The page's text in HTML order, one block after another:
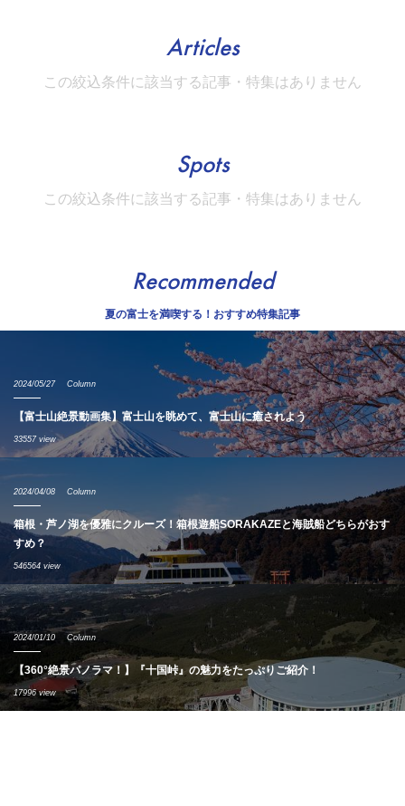
Articles
この絞込条件に該当する記事・特集はありません
Spots
この絞込条件に該当する記事・特集はありません
Recommended
夏の富士を満喫する！おすすめ特集記事
2024/05/27 Column
【富士山絶景動画集】富士山を眺めて、富士山に癒されよう
33557 view
2024/04/08 Column
箱根・芦ノ湖を優雅にクルーズ！箱根遊船SORAKAZEと海賊船どちらがおす
すめ？
546564 view
2024/01/10 Column
【360°絶景パノラマ！】『十国峠』の魅力をたっぷりご紹介！
17996 view